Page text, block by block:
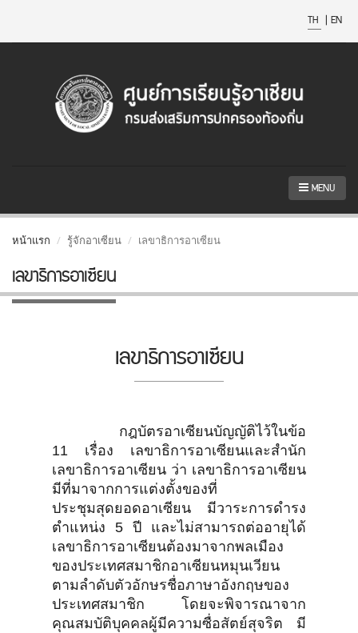
TH | EN
MENU
หน้าแรก รู้จักอาเซียน เลขาธิการอาเซียน
เลขาธิการอาเซียน
เลขาธิการอาเซียน
กฎบัตรอาเซียนบัญญัติไว้ในข้อ
11 เรื่อง เลขาธิการอาเซียนและสำนัก
เลขาธิการอาเซียน ว่า เลขาธิการอาเซียน
มีที่มาจากการแต่งตั้งของที่
ประชุมสุดยอดอาเซียน มีวาระการดำรง
ตำแหน่ง 5 ปี และไม่สามารถต่ออายุได้
เลขาธิการอาเซียนต้องมาจากพลเมือง
ของประเทศสมาชิกอาเซียนหมุนเวียน
ตามลำดับตัวอักษรชื่อภาษาอังกฤษของ
ประเทศสมาชิก โดยจะพิจารณาจาก
คุณสมบัติบุคคลผู้มีความซื่อสัตย์สุจริต มี